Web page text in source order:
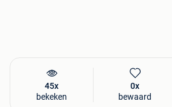
45x
bekeken
0x
bewaard